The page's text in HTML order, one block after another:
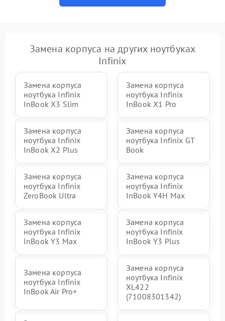
Замена корпуса на других ноутбуках
Infinix
Замена корпуса
ноутбука Infinix
InBook X3 Slim
Замена корпуса
ноутбука Infinix
InBook X1 Pro
Замена корпуса
ноутбука Infinix
InBook X2 Plus
Замена корпуса
ноутбука Infinix GT
Book
Замена корпуса
ноутбука Infinix
ZeroBook Ultra
Замена корпуса
ноутбука Infinix
InBook Y4H Max
Замена корпуса
ноутбука Infinix
InBook Y3 Max
Замена корпуса
ноутбука Infinix
InBook Y3 Plus
Замена корпуса
ноутбука Infinix
InBook Air Pro+
Замена корпуса
ноутбука Infinix
XL422
(71008301342)